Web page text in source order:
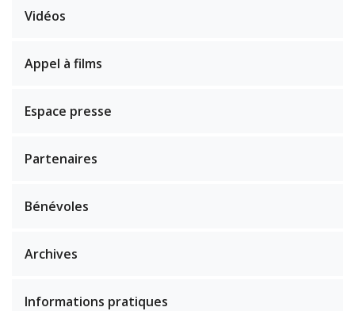
Vidéos
Appel à films
Espace presse
Partenaires
Bénévoles
Archives
Informations pratiques